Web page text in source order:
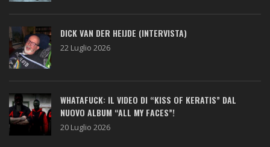
DICK VAN DER HEIJDE (INTERVISTA)
22 Luglio 2026
WHATAFUCK: IL VIDEO DI “KISS OF KERATIS” DAL
NUOVO ALBUM “ALL MY FACES”!
20 Luglio 2026